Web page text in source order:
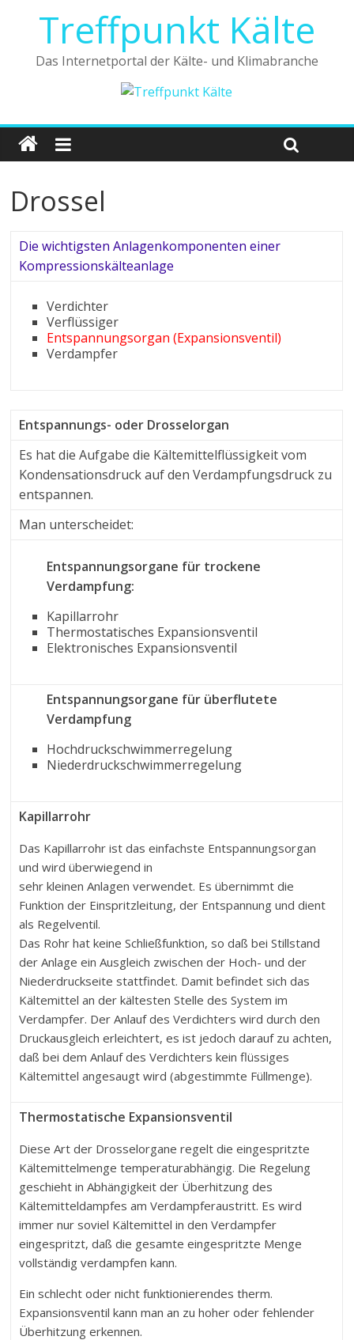
Treffpunkt Kälte
Das Internetportal der Kälte- und Klimabranche
Drossel
Die wichtigsten Anlagenkomponenten einer
Kompressionskälteanlage
Verdichter
Verflüssiger
Entspannungsorgan (Expansionsventil)
Verdampfer
Entspannungs- oder Drosselorgan
Es hat die Aufgabe die Kältemittelflüssigkeit vom
Kondensationsdruck auf den Verdampfungsdruck zu
entspannen.
Man unterscheidet:
Entspannungsorgane für trockene
Verdampfung:
Kapillarrohr
Thermostatisches Expansionsventil
Elektronisches Expansionsventil
Entspannungsorgane für überflutete
Verdampfung
Hochdruckschwimmerregelung
Niederdruckschwimmerregelung
Kapillarrohr
Das Kapillarrohr ist das einfachste Entspannungsorgan
und wird überwiegend in
sehr kleinen Anlagen verwendet. Es übernimmt die
Funktion der Einspritzleitung, der Entspannung und dient
als Regelventil.
Das Rohr hat keine Schließfunktion, so daß bei Stillstand
der Anlage ein Ausgleich zwischen der Hoch- und der
Niederdruckseite stattfindet. Damit befindet sich das
Kältemittel an der kältesten Stelle des System im
Verdampfer. Der Anlauf des Verdichters wird durch den
Druckausgleich erleichtert, es ist jedoch darauf zu achten,
daß bei dem Anlauf des Verdichters kein flüssiges
Kältemittel angesaugt wird (abgestimmte Füllmenge).
Thermostatische Expansionsventil
Diese Art der Drosselorgane regelt die eingespritzte
Kältemittelmenge temperaturabhängig. Die Regelung
geschieht in Abhängigkeit der Überhitzung des
Kältemitteldampfes am Verdampferaustritt. Es wird
immer nur soviel Kältemittel in den Verdampfer
eingespritzt, daß die gesamte eingespritzte Menge
vollständig verdampfen kann.
Ein schlecht oder nicht funktionierendes therm.
Expansionsventil kann man an zu hoher oder fehlender
Überhitzung erkennen.